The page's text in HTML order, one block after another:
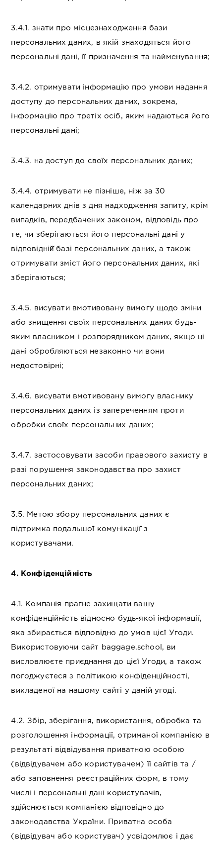
3.4.1. знати про місцезнаходження бази
персональних даних, в якій знаходяться його
персональні дані, її призначення та найменування;
3.4.2. отримувати інформацію про умови надання
доступу до персональних даних, зокрема,
інформацію про третіх осіб, яким надаються його
персональні дані;
3.4.3. на доступ до своїх персональних даних;
3.4.4. отримувати не пізніше, ніж за 30
календарних днів з дня надходження запиту, крім
випадків, передбачених законом, відповідь про
те, чи зберігаються його персональні дані у
відповідній̆ базі персональних даних, а також
отримувати зміст його персональних даних, які
зберігаються;
3.4.5. висувати вмотивовану вимогу щодо зміни
або знищення своїх персональних даних будь-
яким власником і розпорядником даних, якщо ці
дані обробляються незаконно чи вони
недостовірні;
3.4.6. висувати вмотивовану вимогу власнику
персональних даних із запереченням проти
обробки своїх персональних даних;
3.4.7. застосовувати засоби правового захисту в
разі порушення законодавства про захист
персональних даних;
3.5. Метою збору персональних даних є
підтримка подальшої̈ комунікації̈ з
користувачами.
4. Конфіденційність
4.1. Компанія прагне захищати вашу
конфіденційність відносно будь-якої інформації,
яка збирається відповідно до умов цієї Угоди.
Використовуючи сайт baggage.school, ви
висловлюєте приєднання до цієї Угоди, а також
погоджуєтеся з політикою конфіденційності,
викладеної на нашому сайті у даній угоді.
4.2. Збір, зберігання, використання, обробка та
розголошення інформації, отриманої компанією в
результаті відвідування приватною особою
(відвідувачем або користувачем) її сайтів та /
або заповнення реєстраційних форм, в тому
числі і персональні дані користувачів,
здійснюється компанією відповідно до
законодавства України. Приватна особа
(відвідувач або користувач) усвідомлює і дає